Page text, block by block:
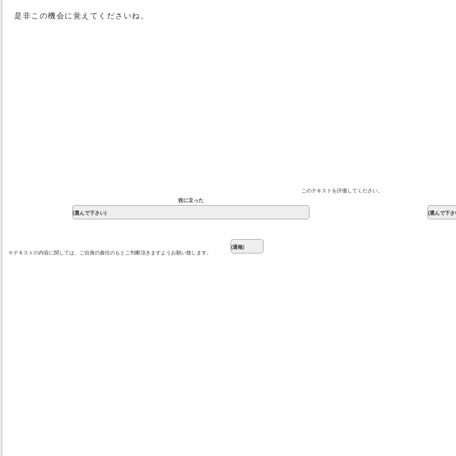
是非この機会に覚えてくださいね。
このテキストを評価してください。
役に立った
※テキストの内容に関しては、ご自身の責任のもとご判断頂きますようお願い致します。